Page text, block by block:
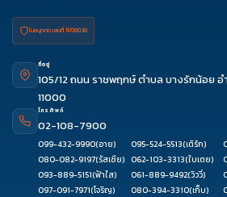
ใบอนุญาต เลขที่ 11/08038
ที่อยู่
105/12 ถนน ราชพฤกษ์ ตำบล บางรักน้อย
11000
โทรศัพท์
02-108-7900
099-432-9990(อาย) 095-524-5513(เติร์ก)
080-082-9197(รัสเซีย) 062-103-3313(ใบเตย)
093-889-5151(ฟ้าใส) 061-889-9492(วิววี่)
097-091-7971(โจริญ) 080-394-3310(เก็บ)